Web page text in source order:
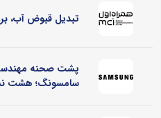
تبدیل قبوض آب،
سامسونگ؛ هشت